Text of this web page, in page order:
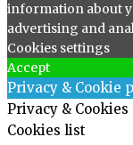
information about
advertising and
Cookies settings
Accept
Privacy & Cookie
Privacy &
Cookies list